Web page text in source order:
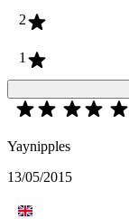
2
1
Yaynipples
13/05/2015